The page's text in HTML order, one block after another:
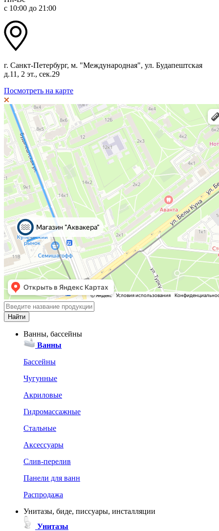
с 10:00 до 21:00
г. Санкт-Петербург, м. "Международная", ул. Будапештская
д.11, 2 эт., сек.29
Посмотреть на карте
Ванны, бассейны
Ванны
Бассейны
Чугунные
Акриловые
Гидромассажные
Стальные
Аксессуары
Слив-перелив
Панели для ванн
Распродажа
Унитазы, биде, писсуары, инсталляции
Унитазы